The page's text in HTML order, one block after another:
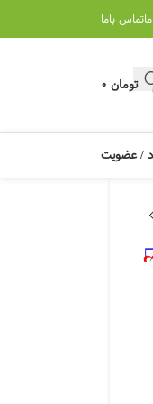
تماس باما
تومان
/ عضویت